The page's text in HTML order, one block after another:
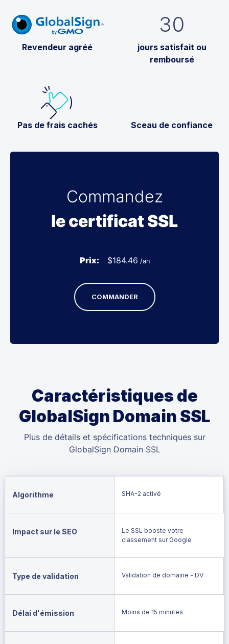
Revendeur agréé
30
jours satisfait ou
remboursé
Pas de frais cachés Sceau de confiance
Commandez
le certificat SSL
Prix: $184.46 /an
COMMANDER
Caractéristiques de
GlobalSign Domain SSL
Plus de détails et spécifications techniques sur
GlobalSign Domain SSL
Algorithme SHA-2 activé
Impact sur le SEO
Le SSL booste votre
classement sur Google
Type de validation Validation de domaine - DV
Délai d'émission Moins de 15 minutes